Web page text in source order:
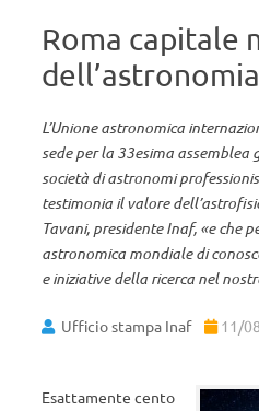
Roma capitale
L’Unione astronomica
sede per la 33esima
società di astronomi
testimonia il valore
Tavani, presidente Inaf, «e che
astronomica mondiale di
e iniziative della ricerca nel
Ufficio stampa Inaf 11/
Esattamente cento